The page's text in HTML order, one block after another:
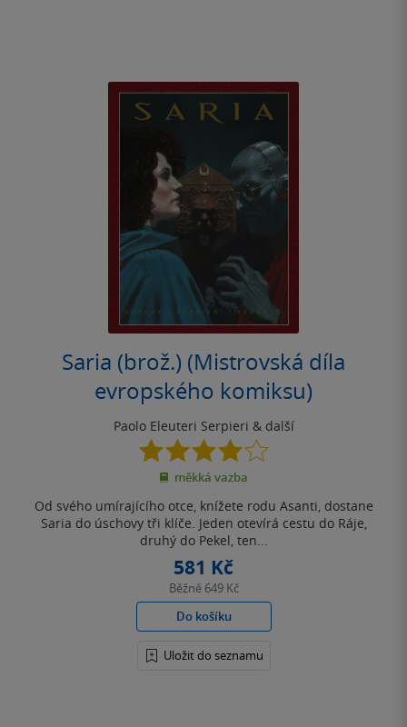
Saria (brož.) (Mistrovská díla
evropského komiksu)
Paolo Eleuteri Serpieri & další
4.0
z
5
měkká vazba
Od svého umírajícího otce, knížete rodu Asanti, dostane
Saria do úschovy tři klíče. Jeden otevírá cestu do Ráje,
druhý do Pekel, ten...
581 Kč
Běžně 649 Kč
Do košíku
Uložit do seznamu